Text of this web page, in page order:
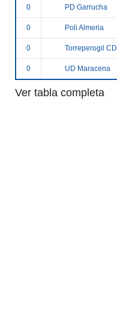
0 PD Garrucha
0 Poli Almeria
0 Torreperogil CD
0 UD Maracena
Ver tabla completa